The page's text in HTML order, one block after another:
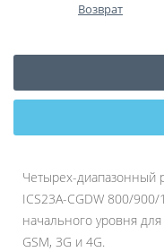
Возврат
Четырех-диапазонный
ICS23A-CGDW 800/
начального уровня
GSM, 3G и 4G.